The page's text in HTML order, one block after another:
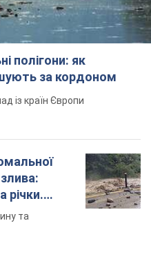
полігони: як
за кордоном
із країн Європи
річки.
та